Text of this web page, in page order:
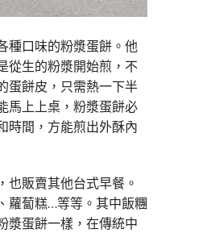
種口味的粉漿蛋餅。他
從生的粉漿開始煎，不
蛋餅皮，只需熱一下半
馬上上桌，粉漿蛋餅必
時間，方能煎出外酥內
也販賣其他台式早餐。
蘿蔔糕…等等。其中飯糰
漿蛋餅一樣，在傳統中